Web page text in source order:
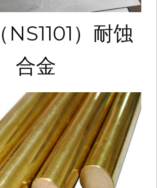
NS1101）耐蚀
合金